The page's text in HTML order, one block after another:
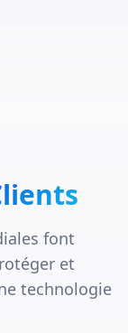
font
et
technologie